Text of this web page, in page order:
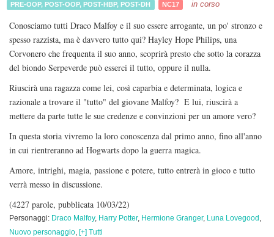
PRE-OOP,POST-OOP,POST-HBP,POST-DH NC17 in corso
Conosciamo tutti Draco Malfoy e il suo essere arrogante, un po' stronzo e
spesso razzista, ma è davvero tutto qui? Hayley Hope Philips, una
Corvonero che frequenta il suo anno, scoprirà presto che sotto la corazza
del biondo Serpeverde può esserci il tutto, oppure il nulla.
Riuscirà una ragazza come lei, così caparbia e determinata, logica e
razionale a trovare il "tutto" del giovane Malfoy? E lui, riuscirà a
mettere da parte tutte le sue credenze e convinzioni per un amore vero?
In questa storia vivremo la loro conoscenza dal primo anno, fino all'anno
in cui rientreranno ad Hogwarts dopo la guerra magica.
Amore, intrighi, magia, passione e potere, tutto entrerà in gioco e tutto
verrà messo in discussione.
(4227 parole, pubblicata 10/03/22)
Personaggi: Draco Malfoy, Harry Potter, Hermione Granger, Luna Lovegood ,
Nuovo personaggio, [+] Tutti